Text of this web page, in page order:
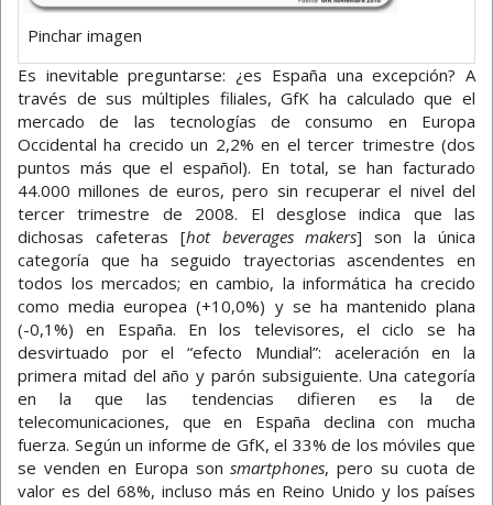
Pinchar imagen
Es inevitable preguntarse: ¿es España una excepción? A
través de sus múltiples filiales, GfK ha calculado que el
mercado de las tecnologías de consumo en Europa
Occidental ha crecido un 2,2% en el tercer trimestre (dos
puntos más que el español). En total, se han facturado
44.000 millones de euros, pero sin recuperar el nivel del
tercer trimestre de 2008. El desglose indica que las
dichosas cafeteras [hot beverages makers] son la única
categoría que ha seguido trayectorias ascendentes en
todos los mercados; en cambio, la informática ha crecido
como media europea (+10,0%) y se ha mantenido plana
(-0,1%) en España. En los televisores, el ciclo se ha
desvirtuado por el “efecto Mundial”: aceleración en la
primera mitad del año y parón subsiguiente. Una categoría
en la que las tendencias difieren es la de
telecomunicaciones, que en España declina con mucha
fuerza. Según un informe de GfK, el 33% de los móviles que
se venden en Europa sonsmartphones, pero su cuota de
valor es del 68%, incluso más en Reino Unido y los países